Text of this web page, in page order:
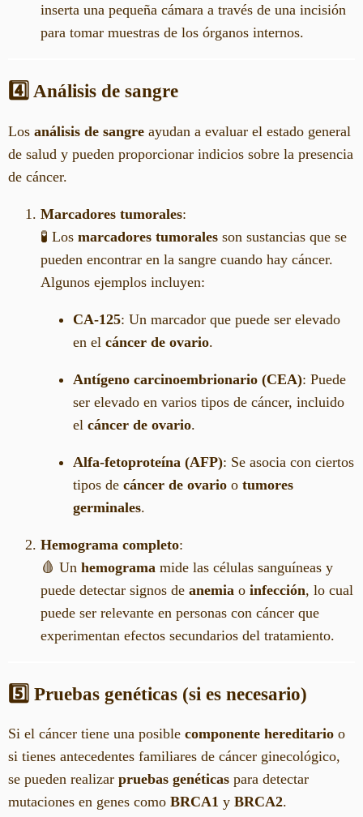
inserta una pequeña cámara a través de una incisión
para tomar muestras de los órganos internos.
4️⃣ Análisis de sangre
Los análisis de sangre ayudan a evaluar el estado general
de salud y pueden proporcionar indicios sobre la presencia
de cáncer.
Marcadores tumorales:
🧪 Los marcadores tumorales son sustancias que se
pueden encontrar en la sangre cuando hay cáncer.
Algunos ejemplos incluyen:
CA-125: Un marcador que puede ser elevado
en el cáncer de ovario.
Antígeno carcinoembrionario (CEA): Puede
ser elevado en varios tipos de cáncer, incluido
el cáncer de ovario.
Alfa-fetoproteína (AFP): Se asocia con ciertos
tipos de cáncer de ovario o tumores
germinales.
Hemograma completo:
🩸 Un hemograma mide las células sanguíneas y
puede detectar signos de anemia o infección, lo cual
puede ser relevante en personas con cáncer que
experimentan efectos secundarios del tratamiento.
5️⃣ Pruebas genéticas (si es necesario)
Si el cáncer tiene una posible componente hereditario o
si tienes antecedentes familiares de cáncer ginecológico,
se pueden realizar pruebas genéticas para detectar
mutaciones en genes como BRCA1 y BRCA2.